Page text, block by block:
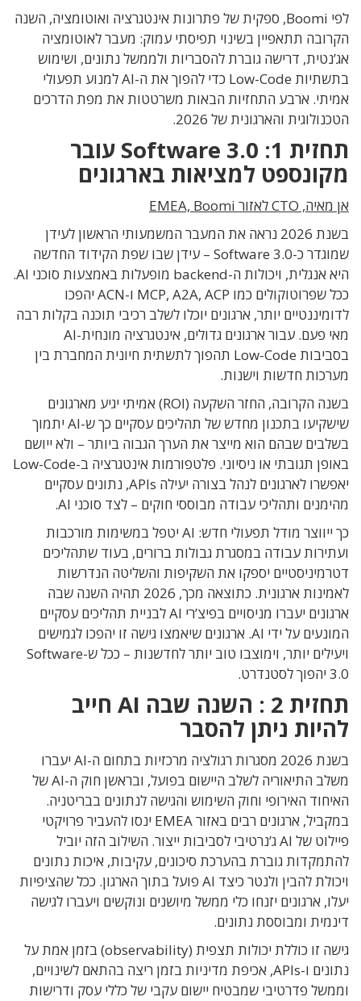
לפי Boomi, ספקית של פתרונות אינטגרציה ואוטומציה, השנה
הקרובה תתאפיין בשינוי תפיסתי עמוק: מעבר לאוטומציה
אג’נטית, דרישה גוברת להסבריות ולממשל נתונים, ושימוש
בתשתיות Low-Code כדי להפוך את ה-AI למנוע תפעולי
אמיתי. ארבע התחזיות הבאות משרטטות את מפת הדרכים
הטכנולוגית והארגונית של 2026.
תחזית 1: Software 3.0 עובר
מקונספט למציאות בארגונים
אן מאיה, CTO לאזור EMEA, Boomi
בשנת 2026 נראה את המעבר המשמעותי הראשון לעידן
שמוגדר כ-Software 3.0 – עידן שבו שפת הקידוד החדשה
היא אנגלית, ויכולות ה-backend מופעלות באמצעות סוכני AI.
ככל שפרוטוקולים כמו MCP, A2A, ACP ו-ACN יהפכו
לדומיננטיים יותר, ארגונים יוכלו לשלב רכיבי תוכנה בקלות רבה
מאי פעם. עבור ארגונים גדולים, אינטגרציה מונחית-AI
בסביבות Low-Code תהפוך לתשתית חיונית המחברת בין
מערכות חדשות וישנות.
בשנה הקרובה, החזר השקעה (ROI) אמיתי יגיע מארגונים
שישקיעו בתכנון מחדש של תהליכים עסקיים כך ש-AI יתמוך
בשלבים שבהם הוא מייצר את הערך הגבוה ביותר – ולא ייושם
באופן תגובתי או ניסיוני. פלטפורמות אינטגרציה ב-Low-Code
יאפשרו לארגונים לנהל בצורה יעילה APIs, נתונים עסקיים
מהימנים ותהליכי עבודה מבוססי חוקים – לצד סוכני AI.
כך ייווצר מודל תפעולי חדש: AI יטפל במשימות מורכבות
ועתירות עבודה במסגרת גבולות ברורים, בעוד שתהליכים
דטרמיניסטיים יספקו את השקיפות והשליטה הנדרשות
לאמינות ארגונית. כתוצאה מכך, 2026 תהיה השנה שבה
ארגונים יעברו מניסויים בפיצ’רי AI לבניית תהליכים עסקיים
המונעים על ידי AI. ארגונים שיאמצו גישה זו יהפכו לגמישים
ויעילים יותר, וימוצבו טוב יותר לחדשנות – ככל ש-Software
3.0 יהפוך לסטנדרט.
תחזית 2 : השנה שבה AI חייב
להיות ניתן להסבר
בשנת 2026 מסגרות רגולציה מרכזיות בתחום ה-AI יעברו
משלב התיאוריה לשלב היישום בפועל, ובראשן חוק ה-AI של
האיחוד האירופי וחוק השימוש והגישה לנתונים בבריטניה.
במקביל, ארגונים רבים באזור EMEA ינסו להעביר פרויקטי
פיילוט של AI ג’נרטיבי לסביבות ייצור. השילוב הזה יוביל
להתמקדות גוברת בהערכת סיכונים, עקיבות, איכות נתונים
ויכולת להבין ולנטר כיצד AI פועל בתוך הארגון. ככל שהציפיות
יעלו, ארגונים יזנחו כלי ממשל מיושנים ונוקשים ויעברו לגישה
דינמית ומבוססת נתונים.
גישה זו כוללת יכולות תצפית (observability) בזמן אמת על
נתונים ו-APIs, אכיפת מדיניות בזמן ריצה בהתאם לשינויים,
וממשל פדרטיבי שמבטיח יישום עקבי של כללי עסק ודרישות